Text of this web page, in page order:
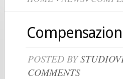
POSTED BY
COMMENTS